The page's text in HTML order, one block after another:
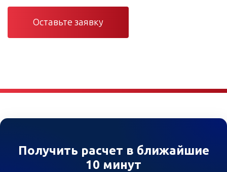
Оставьте заявку
Получить расчет в ближайшие
10 минут